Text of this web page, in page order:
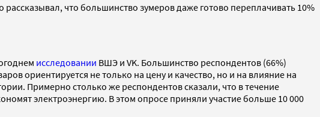
что большинство зумеров даже готово переплачивать 10%
исследовании ВШЭ и VK. Большинство респондентов (66%)
ориентируется не только на цену и качество, но и на влияние на
Примерно столько же респондентов сказали, что в течение
электроэнергию. В этом опросе приняли участие больше 10 000